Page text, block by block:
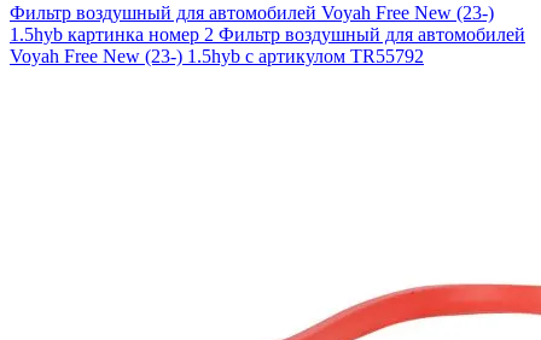
Фильтр воздушный для автомобилей Voyah Free New (23-)
1.5hyb картинка номер 2 Фильтр воздушный для автомобилей
Voyah Free New (23-) 1.5hyb с артикулом TR55792